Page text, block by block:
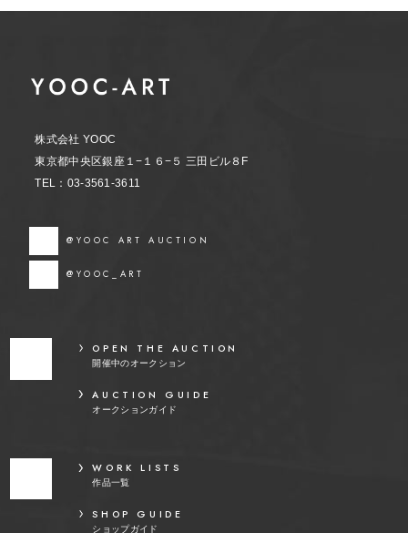
株式会社 YOOC
東京都中央区銀座１−１６−５ 三田ビル８F
TEL：03-3561-3611
@YOOC ART AUCTION
@YOOC_ART
OPEN THE AUCTION
開催中のオークション
AUCTION GUIDE
オークションガイド
WORK LISTS
作品一覧
SHOP GUIDE
ショップガイド